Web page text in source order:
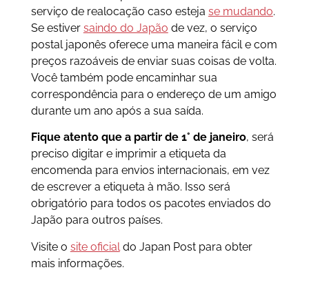
serviço de realocação caso esteja se mudando.
Se estiver saindo do Japão de vez, o serviço
postal japonês oferece uma maneira fácil e com
preços razoáveis de enviar suas coisas de volta.
Você também pode encaminhar sua
correspondência para o endereço de um amigo
durante um ano após a sua saída.
Fique atento que a partir de 1° de janeiro, será
preciso digitar e imprimir a etiqueta da
encomenda para envios internacionais, em vez
de escrever a etiqueta à mão. Isso será
obrigatório para todos os pacotes enviados do
Japão para outros países.
Visite o site oficial do Japan Post para obter
mais informações.